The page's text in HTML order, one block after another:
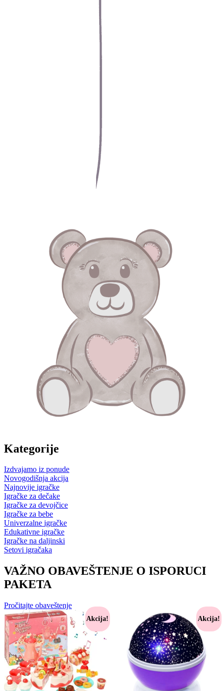
Kategorije
Izdvajamo iz ponude
Novogodišnja akcija
Najnovije igračke
Igračke za dečake
Igračke za devojčice
Igračke za bebe
Univerzalne igračke
Edukativne igračke
Igračke na daljinski
Setovi igračaka
VAŽNO OBAVEŠTENJE O ISPORUCI
PAKETA
Pročitajte obaveštenje
Akcija! Akcija!